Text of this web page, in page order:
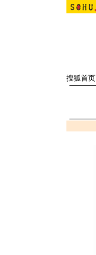
搜狐首页